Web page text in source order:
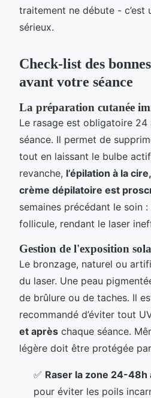
traitement ne débute - c’est
sérieux.
Check-list des
avant votre séance
La préparation cutanée
Le rasage est obligatoire 24
séance. Il permet de
tout en laissant le bulbe
revanche, l’épilation à la
crème dépilatoire est
semaines précédant le soin
follicule, rendant le laser
Gestion de l'exposition
Le bronzage, naturel ou
du laser. Une peau
de brûlure ou de taches. Il
recommandé d’éviter tout
et après chaque séance.
légère doit être protégée
✅ Raser la zone 24-48h
pour éviter les poils